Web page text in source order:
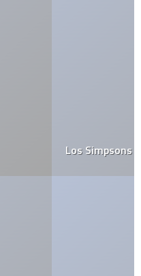
estrenan intro